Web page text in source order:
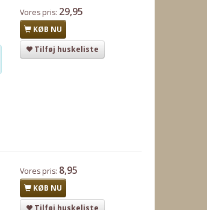
Vores pris: 29,95
KØB NU
Tilføj huskeliste
Vores pris: 8,95
KØB NU
Tilføj huskeliste